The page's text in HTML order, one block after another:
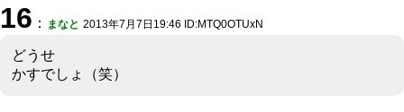
16 ： まなと 2013年7月7日19:46 ID:MTQ0OTUxN
どうせ
かすでしょ（笑）